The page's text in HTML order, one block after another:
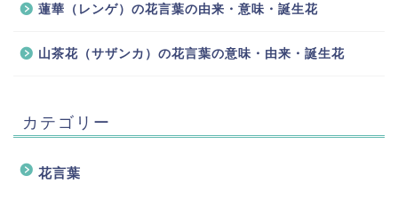
蓮華（レンゲ）の花言葉の由来・意味・誕生花
山茶花（サザンカ）の花言葉の意味・由来・誕生花
カテゴリー
花言葉